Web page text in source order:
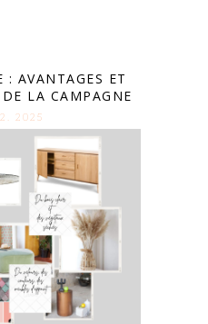
: AVANTAGES ET
LA CAMPAGNE
2025